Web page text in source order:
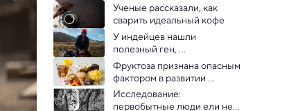
Ученые рассказали, как
сварить идеальный кофе
У индейцев нашли
полезный ген,
закрепившийся благодаря
картофелю
Фруктоза признана опасным
фактором в развитии
метаболического синдрома
Исследование:
первобытные люди ели не